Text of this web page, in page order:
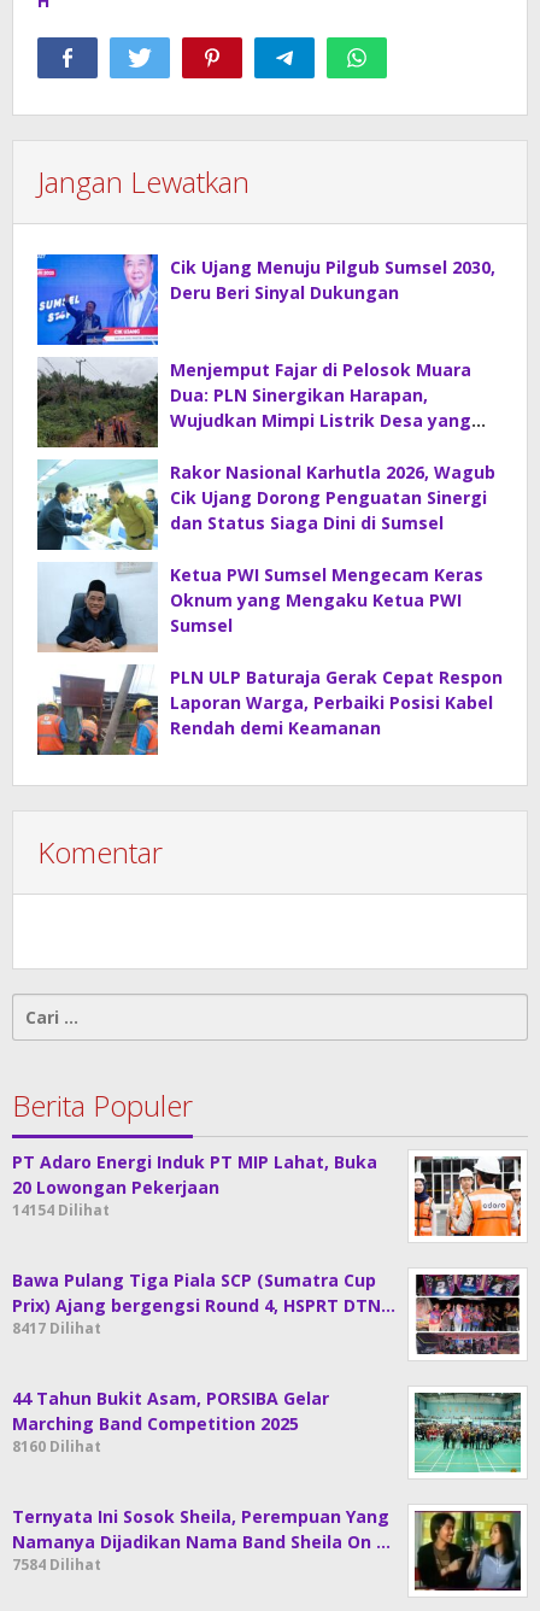
Jangan Lewatkan
Cik Ujang Menuju Pilgub Sumsel 2030,
Deru Beri Sinyal Dukungan
Menjemput Fajar di Pelosok Muara
Dua: PLN Sinergikan Harapan,
Wujudkan Mimpi Listrik Desa yang
Rakor Nasional Karhutla 2026, Wagub
Cik Ujang Dorong Penguatan Sinergi
dan Status Siaga Dini di Sumsel
Ketua PWI Sumsel Mengecam Keras
Oknum yang Mengaku Ketua PWI
Sumsel
PLN ULP Baturaja Gerak Cepat Respon
Laporan Warga, Perbaiki Posisi Kabel
Rendah demi Keamanan
Komentar
untuk:
Berita Populer
PT Adaro Energi Induk PT MIP Lahat, Buka
20 Lowongan Pekerjaan
14154 Dilihat
Bawa Pulang Tiga Piala SCP (Sumatra Cup
Prix) Ajang bergengsi Round 4, HSPRT DTN…
8417 Dilihat
44 Tahun Bukit Asam, PORSIBA Gelar
Marching Band Competition 2025
8160 Dilihat
Ternyata Ini Sosok Sheila, Perempuan Yang
Namanya Dijadikan Nama Band Sheila On …
7584 Dilihat